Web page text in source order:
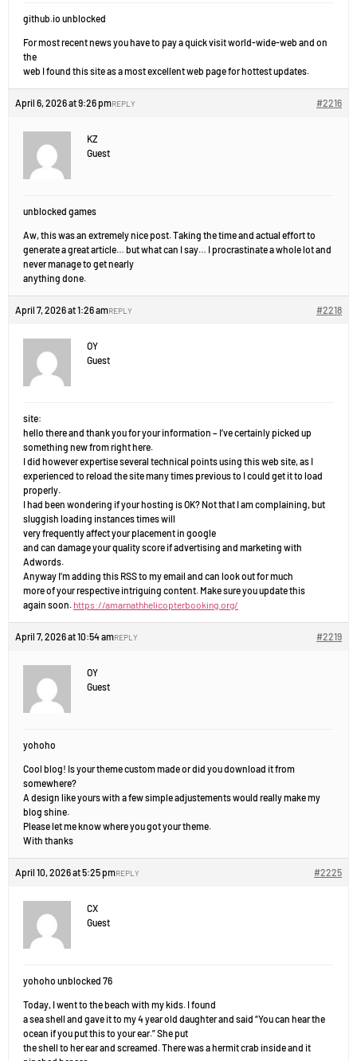
github.io unblocked
For most recent news you have to pay a quick visit world-wide-web and on
the
web I found this site as a most excellent web page for hottest updates.
April 6, 2026 at 9:26 pm #2216
REPLY
KZ
Guest
unblocked games
Aw, this was an extremely nice post. Taking the time and actual effort to
generate a great article… but what can I say… I procrastinate a whole lot and
never manage to get nearly
anything done.
April 7, 2026 at 1:26 am #2218
REPLY
OY
Guest
site:
hello there and thank you for your information – I’ve certainly picked up
something new from right here.
I did however expertise several technical points using this web site, as I
experienced to reload the site many times previous to I could get it to load
properly.
I had been wondering if your hosting is OK? Not that I am complaining, but
sluggish loading instances times will
very frequently affect your placement in google
and can damage your quality score if advertising and marketing with
Adwords.
Anyway I’m adding this RSS to my email and can look out for much
more of your respective intriguing content. Make sure you update this
again soon. https://amarnathhelicopterbooking.org/
April 7, 2026 at 10:54 am #2219
REPLY
OY
Guest
yohoho
Cool blog! Is your theme custom made or did you download it from
somewhere?
A design like yours with a few simple adjustements would really make my
blog shine.
Please let me know where you got your theme.
With thanks
April 10, 2026 at 5:25 pm #2225
REPLY
CX
Guest
yohoho unblocked 76
Today, I went to the beach with my kids. I found
a sea shell and gave it to my 4 year old daughter and said “You can hear the
ocean if you put this to your ear.” She put
the shell to her ear and screamed. There was a hermit crab inside and it